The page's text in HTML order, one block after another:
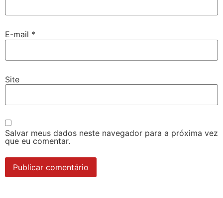
E-mail *
Site
Salvar meus dados neste navegador para a próxima vez
que eu comentar.